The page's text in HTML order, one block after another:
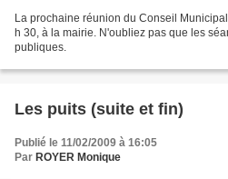
La prochaine réunion du Conseil
h 30, à la mairie. N'oubliez pas que les
publiques.
Les puits (suite et fin)
Publié le 11/02/2009 à 16:05
Par ROYER Monique